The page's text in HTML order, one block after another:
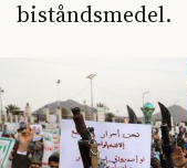
biståndsmedel.